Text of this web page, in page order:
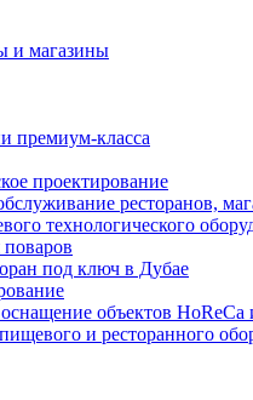
и магазины
премиум-класса
проектирование
ресторанов,
технологического
под ключ в Дубае
объектов HoReCa
и ресторанного